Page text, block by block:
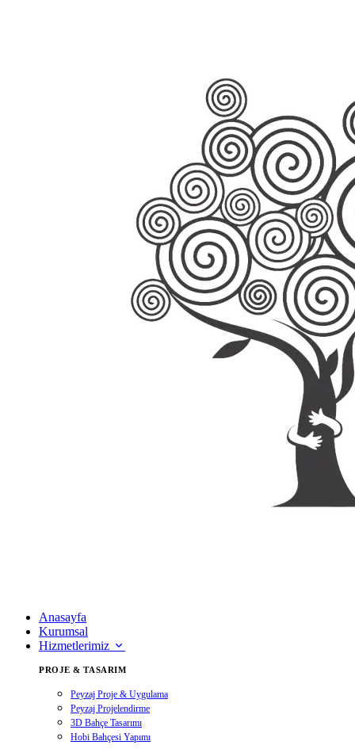
Anasayfa
Kurumsal
Hizmetlerimiz
PROJE & TASARIM
Peyzaj Proje & Uygulama
Peyzaj Projelendirme
3D Bahçe Tasarımı
Hobi Bahçesi Yapımı